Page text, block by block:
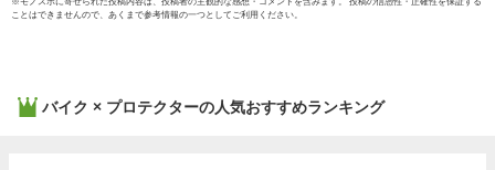
ことはできませんので、あくまで参考情報の一つとしてご利用ください。
バイク × プロテクターの人気おすすめランキング